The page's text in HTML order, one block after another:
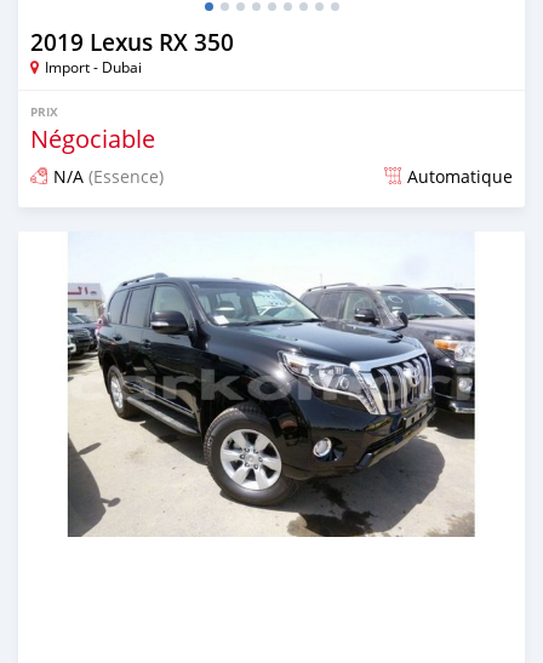
2019 Lexus RX 350
Import - Dubai
PRIX
Négociable
N/A (Essence) Automatique